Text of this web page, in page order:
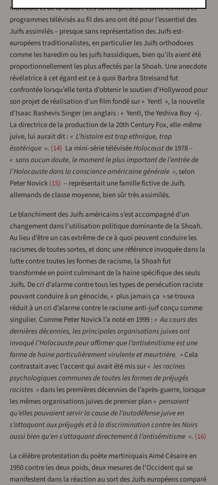
mondiale et de la Shoah. Les Juifs représentés dans les films et
programmes télévisés au fil des ans ont été pour l’essentiel des
Juifs assimilés – presque sans représentation des Juifs est-
européens traditionalistes, en particulier les Juifs orthodoxes
comme les haredim ou les juifs hassidiques, bien qu’ils aient été
proportionnellement les plus affectés par la Shoah. Une anecdote
révélatrice à cet égard est ce à quoi Barbra Streisand fut
confrontée lorsqu’elle tenta d’obtenir le soutien d’Hollywood pour
son projet de réalisation d’un film fondé sur « Yentl », la nouvelle
d’Isaac Bashevis Singer (en anglais : « Yentl, the Yeshiva Boy »).
La directrice de la production de la 20th Century Fox, elle-même
juive, lui aurait dit :« L’histoire est trop ethnique, trop
ésotérique ». 14 La mini-série téléviséeHolocaustde 1978 –
« sans aucun doute, le moment le plus important de l’entrée de
l’Holocauste dans la conscience américaine générale », selon
Peter Novick 15 – représentait une famille fictive de Juifs
allemands de classe moyenne, bien sûr très assimilés.
Le blanchiment des Juifs américains s’est accompagné d’un
changement dans l’utilisation politique dominante de la Shoah.
Au lieu d’être un cas extrême de ce à quoi peuvent conduire les
racismes de toutes sortes, et donc une référence invoquée dans la
lutte contre toutes les formes de racisme, la Shoah fut
transformée en point culminant de la haine spécifique des seuls
Juifs. De cri d’alarme contre tous les types de persécution raciste
pouvant conduire à un génocide, « plus jamais ça » se trouva
réduit à un cri d’alarme contre le racisme anti-juif conçu comme
singulier. Comme Peter Novick l’a noté en 1999 :« Au cours des
dernières décennies, les principales organisations juives ont
invoqué l’Holocauste pour affirmer que l’antisémitisme est une
forme de haine particulièrement virulente et meurtrière. »Cela
contrastait avec l’accent qui avait été mis sur« les racines
psychologiques communes de toutes les formes de préjugés
racistes »dans les premières décennies de l’après-guerre, lorsque
les mêmes organisations juives de premier plan« pensaient
qu’elles pouvaient servir la cause de l’autodéfense juive en
s’attaquant aux préjugés et à la discrimination contre les Noirs
aussi bien qu’en s’attaquant directement à l’antisémitisme ». 16
La célèbre protestation du poète martiniquais Aimé Césaire en
1950 contre les deux poids, deux mesures de l’Occident qui se
manifestent dans la réaction au sort des Juifs européens comparé